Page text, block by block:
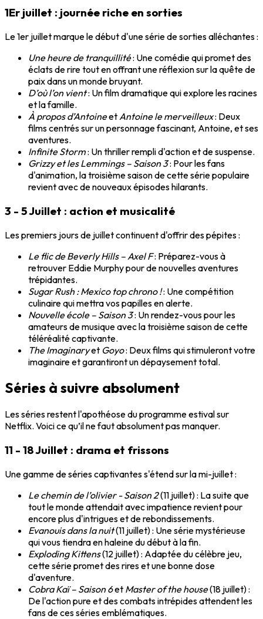
1Er juillet : journée riche en sorties
Le 1er juillet marque le début d'une série de sorties alléchantes :
Une heure de tranquillité: Une comédie qui promet des
éclats de rire tout en offrant une réflexion sur la quête de
paix dans un monde bruyant.
D’où l’on vient: Un film dramatique qui explore les racines
et la famille.
À propos d’AntoineetAntoine le merveilleux: Deux
films centrés sur un personnage fascinant, Antoine, et ses
aventures.
Infinite Storm: Un thriller rempli d'action et de suspense.
Grizzy et les Lemmings – Saison 3: Pour les fans
d'animation, la troisième saison de cette série populaire
revient avec de nouveaux épisodes hilarants.
3 - 5 Juillet : action et musicalité
Les premiers jours de juillet continuent d'offrir des pépites :
Le flic de Beverly Hills – Axel F: Préparez-vous à
retrouver Eddie Murphy pour de nouvelles aventures
trépidantes.
Sugar Rush : Mexico top chrono !: Une compétition
culinaire qui mettra vos papilles en alerte.
Nouvelle école – Saison 3: Un rendez-vous pour les
amateurs de musique avec la troisième saison de cette
téléréalité captivante.
The Imaginaryet Goyo: Deux films qui stimuleront votre
imaginaire et garantiront un dépaysement total.
Séries à suivre absolument
Les séries restent l'apothéose du programme estival sur
Netflix. Voici ce qu’il ne faut absolument pas manquer.
11 - 18 Juillet : drama et frissons
Une gamme de séries captivantes s'étend sur la mi-juillet :
Le chemin de l’olivier - Saison 2(11 juillet) : La suite que
tout le monde attendait avec impatience revient pour
encore plus d'intrigues et de rebondissements.
Evanouis dans la nuit(11 juillet) : Une série mystérieuse
qui vous tiendra en haleine du début à la fin.
Exploding Kittens(12 juillet) : Adaptée du célèbre jeu,
cette série promet des rires et une bonne dose
d'aventure.
Cobra Kaï – Saison 6et Master of the house(18 juillet) :
De l'action pure et des combats intrépides attendent les
fans de ces séries emblématiques.